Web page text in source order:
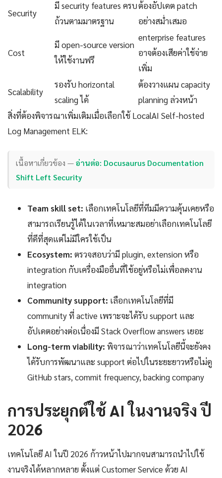
Security
มี security features ครบ
ถ้วนตามมาตรฐาน
ต้องอัปเดต patch
อย่างสม่ำเสมอ
Cost
มี open-source version
ให้ใช้งานฟรี
enterprise features
อาจต้องเสียค่าใช้จ่าย
เพิ่ม
Scalability
รองรับ horizontal
scaling ได้
ต้องวางแผน capacity
planning ล่วงหน้า
สิ่งที่ต้องพิจารณาเพิ่มเติมเมื่อเลือกใช้ LocalAI Self-hosted
Log Management ELK:
เนื้อหาเกี่ยวข้อง —อ่านต่อ: Docusaurus Documentation
Shift Left Security
Team skill set: เลือกเทคโนโลยีที่ทีมมีความคุ้นเคยหรือ
สามารถเรียนรู้ได้ในเวลาที่เหมาะสมอย่าเลือกเทคโนโลยี
ที่ดีที่สุดแต่ไม่มีใครใช้เป็น
Ecosystem: ตรวจสอบว่ามี plugin, extension หรือ
integration กับเครื่องมืออื่นที่ใช้อยู่หรือไม่เพื่อลดงาน
integration
Community support: เลือกเทคโนโลยีที่มี
community ที่ active เพราะจะได้รับ support และ
อัปเดตอย่างต่อเนื่องมี Stack Overflow answers เยอะ
Long-term viability: พิจารณาว่าเทคโนโลยีนี้จะยังคง
ได้รับการพัฒนาและ support ต่อไปในระยะยาวหรือไม่ดู
GitHub stars, commit frequency, backing company
การประยุกต์ใช้ AI ในงานจริง ปี
2026
เทคโนโลยี AI ในปี 2026 ก้าวหน้าไปมากจนสามารถนำไปใช้
งานจริงได้หลากหลาย ตั้งแต่ Customer Service ด้วย AI